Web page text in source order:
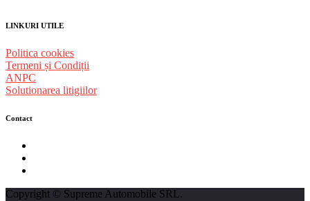
LINKURI UTILE
Politica cookies
Termeni și Condiții
ANPC
Solutionarea litigiilor
Contact
Copyright © Supreme Automobile SRL.